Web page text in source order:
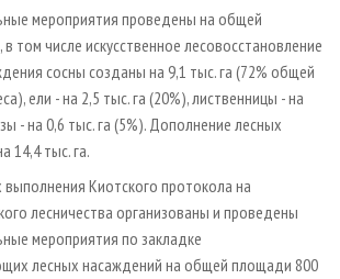
мероприятия проведены на общей
том числе искусственное лесовосстановление
сосны созданы на 9,1 тыс. га (72% общей
ели - на 2,5 тыс. га (20%), лиственницы - на
- на 0,6 тыс. га (5%). Дополнение лесных
14,4 тыс. га.
выполнения Киотского протокола на
лесничества организованы и проведены
мероприятия по закладке
лесных насаждений на общей площади 800